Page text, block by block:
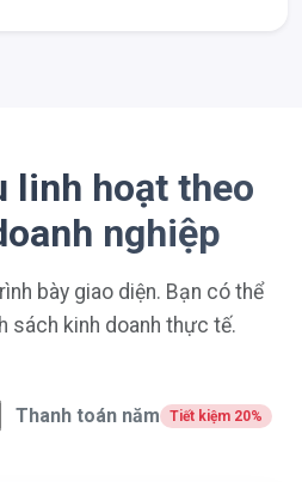
linh hoạt theo
nghiệp
bày giao diện. Bạn có thể
sách kinh doanh thực tế.
Thanh toán năm Tiết kiệm 20%